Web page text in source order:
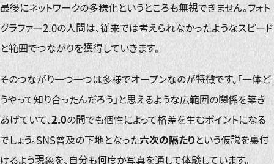
最後にネットワークの多様化というところも無視できません。フォト
グラファー2.0の人間は、従来では考えられなかったようなスピード
と範囲でつながりを獲得していきます。
そのつながり一つ一つは多様でオープンなのが特徴です。「一体ど
うやって知り合ったんだろう」と思えるような広範囲の関係を築き
あげていて、 2.0の間でも個性によって格差を生むポイントになる
でしょう。SNS普及の下地となった六次の隔たり という仮説を裏付
けるよう現象を、自分も何度か写真を通して体験しています。